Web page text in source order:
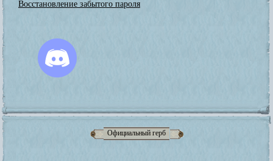
Восстановление забытого пароля
Официальный герб